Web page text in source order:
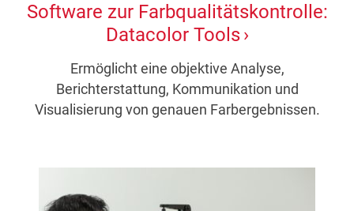
Software zur Farbqualitätskontrolle:
Datacolor Tools
Ermöglicht eine objektive Analyse,
Berichterstattung, Kommunikation und
Visualisierung von genauen Farbergebnissen.